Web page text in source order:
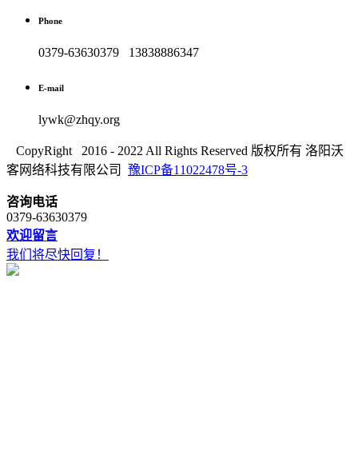
Phone
0379-63630379 13838886347
E-mail
lywk@zhqy.org
CopyRight 2016 - 2022 All Rights Reserved 版权所有 洛阳沃
客网络科技有限公司 豫ICP备11022478号-3
咨询电话
0379-63630379
欢迎留言
我们将尽快回复！